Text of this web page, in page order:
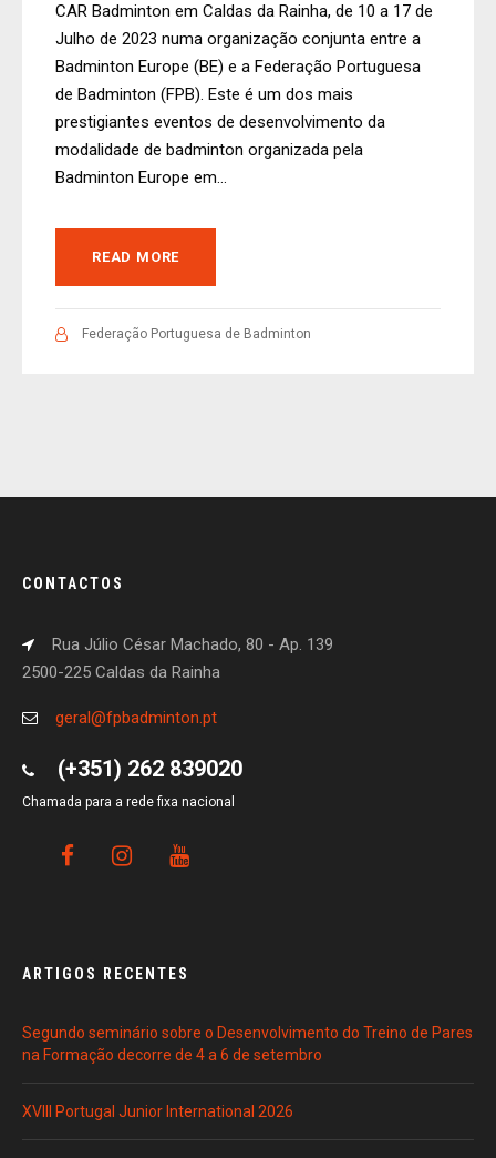
CAR Badminton em Caldas da Rainha, de 10 a 17 de
Julho de 2023 numa organização conjunta entre a
Badminton Europe (BE) e a Federação Portuguesa
de Badminton (FPB). Este é um dos mais
prestigiantes eventos de desenvolvimento da
modalidade de badminton organizada pela
Badminton Europe em...
READ MORE
Federação Portuguesa de Badminton
CONTACTOS
Rua Júlio César Machado, 80 - Ap. 139
2500-225 Caldas da Rainha
geral@fpbadminton.pt
(+351) 262 839020
Chamada para a rede fixa nacional
ARTIGOS RECENTES
Segundo seminário sobre o Desenvolvimento do Treino de Pares
na Formação decorre de 4 a 6 de setembro
XVIII Portugal Junior International 2026